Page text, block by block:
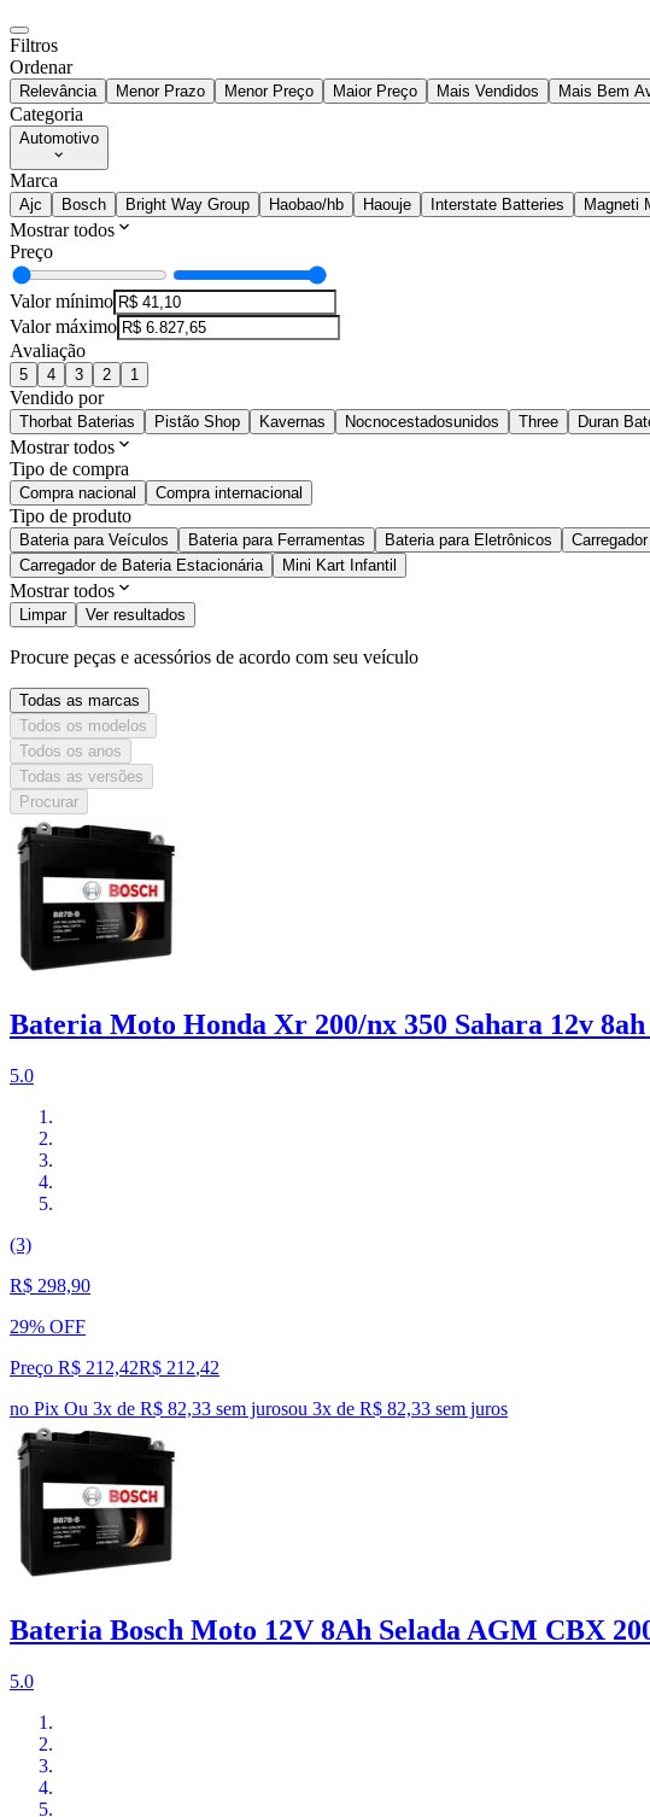
Filtros
Ordenar
Relevância Menor Prazo Menor Preço Maior Preço Mais Vendidos Mais Bem
Categoria
Automotivo
Marca
Ajc Bosch Bright Way Group Haobao/hb Haouje Interstate Batteries Magneti
Mostrar todos
Preço
Valor mínimo
Valor máximo
Avaliação
5 4 3 2 1
Vendido por
Thorbat Baterias Pistão Shop Kavernas Nocnocestadosunidos Three Duran
Mostrar todos
Tipo de compra
Compra nacional Compra internacional
Tipo de produto
Bateria para Veículos Bateria para Ferramentas Bateria para Eletrônicos
Carregador de Bateria Estacionária
Mini Kart Infantil
Mostrar todos
Limpar Ver resultados
Procure peças e acessórios de acordo com seu veículo
Todas as marcas
Todos os modelos
Todos os anos
Todas as versões
Procurar
Bateria Moto Honda Xr 200/nx 350 Sahara 12v
5.0
(3)
R$ 298,90
29% OFF
Preço R$ 212,42R$ 212,42
no Pix Ou 3x de R$ 82,33 sem jurosou 3x de R$ 82,33 sem juros
Bateria Bosch Moto 12V 8Ah Selada AGM CBX
5.0